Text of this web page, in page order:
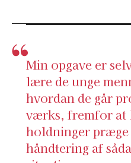
Min opgave er
lære de unge
hvordan de går
værks, fremfor at
holdninger præge
håndtering af